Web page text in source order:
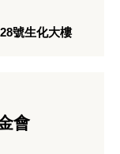
號生化大樓
會